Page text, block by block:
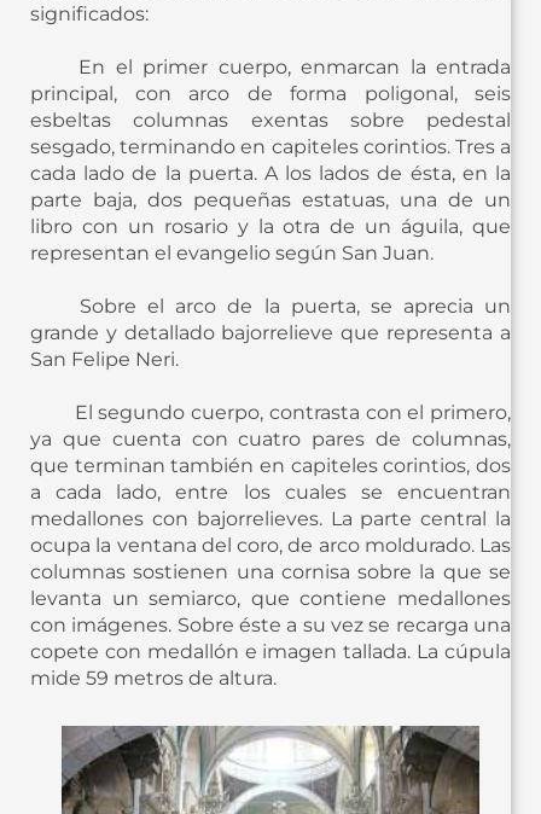
significados:
En el primer cuerpo, enmarcan la entrada
principal, con arco de forma poligonal, seis
esbeltas columnas exentas sobre pedestal
sesgado, terminando en capiteles corintios. Tres a
cada lado de la puerta. A los lados de ésta, en la
parte baja, dos pequeñas estatuas, una de un
libro con un rosario y la otra de un águila, que
representan el evangelio según San Juan.
Sobre el arco de la puerta, se aprecia un
grande y detallado bajorrelieve que representa a
San Felipe Neri.
El segundo cuerpo, contrasta con el primero,
ya que cuenta con cuatro pares de columnas,
que terminan también en capiteles corintios, dos
a cada lado, entre los cuales se encuentran
medallones con bajorrelieves. La parte central la
ocupa la ventana del coro, de arco moldurado. Las
columnas sostienen una cornisa sobre la que se
levanta un semiarco, que contiene medallones
con imágenes. Sobre éste a su vez se recarga una
copete con medallón e imagen tallada. La cúpula
mide 59 metros de altura.